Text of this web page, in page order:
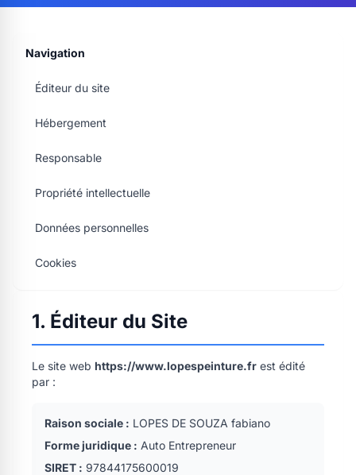
Navigation
Éditeur du site
Hébergement
Responsable
Propriété intellectuelle
Données personnelles
Cookies
1. Éditeur du Site
Le site web https://www.lopespeinture.fr est édité
par :
Raison sociale : LOPES DE SOUZA fabiano
Forme juridique : Auto Entrepreneur
SIRET : 97844175600019